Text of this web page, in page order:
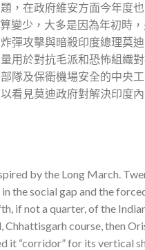
，在政府維安方面今年度
變少，大多是因為年初時
彈攻擊與暗殺印度總理莫
用於對抗毛派和恐怖組織
隊及保衛機場安全的中央
看見莫迪政府對解決印度
by the Long March.
the social gap and the
if not a quarter, of the
course, then
it “corridor” for its vertical